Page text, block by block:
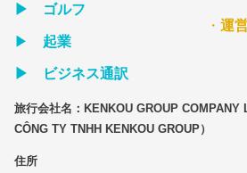
▶ ゴルフ
▶ 起業
▶ ビジネス通訳
・運
旅行会社名：KENKOU GROUP COMPANY
CÔNG TY TNHH KENKOU GROUP）
住所